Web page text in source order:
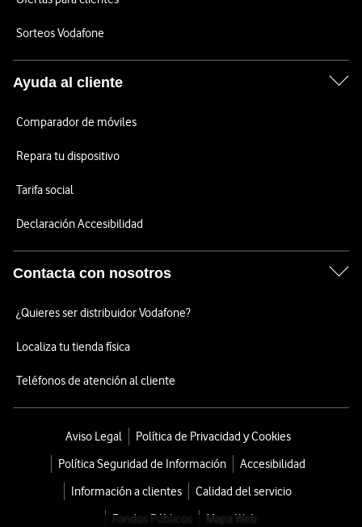
Sorteos Vodafone
Ayuda al cliente
Comparador de móviles
Repara tu dispositivo
Tarifa social
Declaración Accesibilidad
Contacta con nosotros
¿Quieres ser distribuidor Vodafone?
Localiza tu tienda física
Teléfonos de atención al cliente
Aviso Legal
Política de Privacidad y Cookies
Política Seguridad de Información
Accesibilidad
Información a clientes
Calidad del servicio
Fondos Públicos
Mapa Web